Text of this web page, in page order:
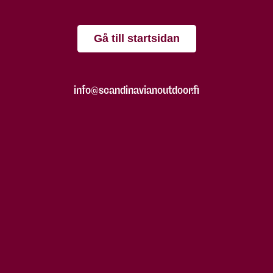
Gå till startsidan
info@scandinavianoutdoor.fi